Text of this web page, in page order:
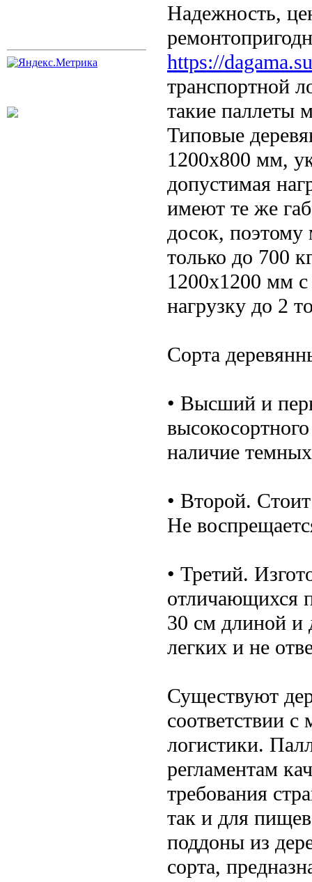
Надежность,
https://
транспортной
такие паллеты
Типовые
1200х800 мм,
допустимая
имеют те же
досок,
только до 700
1200х1200 мм
нагрузку до 2
Сорта
• Высший и
наличие
• Второй.
Не
• Третий.
отличающихся
30 см длиной и
легких и не
Существуют
соответствии
логистики.
регламентам
требования
так и для
поддоны из
сорта,